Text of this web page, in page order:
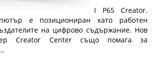
елегантния лаптоп MSI P65 Creator.
е позициониран като работен
на цифрово съдържание. Нов
Creator Center също помага за